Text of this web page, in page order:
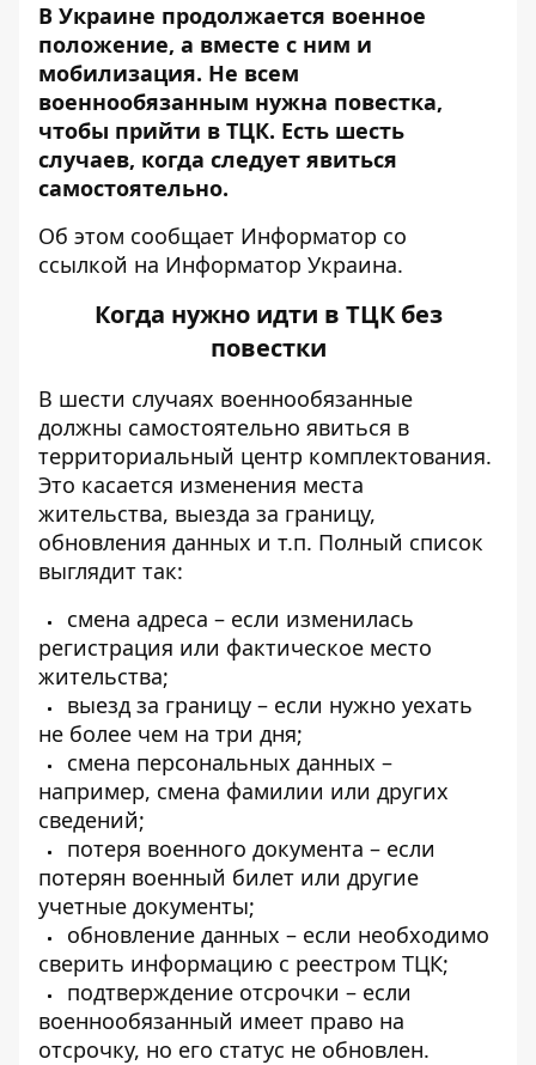
В Украине продолжается военное
положение, а вместе с ним и
мобилизация. Не всем
военнообязанным нужна повестка,
чтобы прийти в ТЦК. Есть шесть
случаев, когда следует явиться
самостоятельно.
Об этом сообщает Информатор со
ссылкой на Информатор Украина.
Когда нужно идти в ТЦК без
повестки
В шести случаях военнообязанные
должны самостоятельно явиться в
территориальный центр комплектования.
Это касается изменения места
жительства, выезда за границу,
обновления данных и т.п. Полный список
выглядит так:
смена адреса – если изменилась
регистрация или фактическое место
жительства;
выезд за границу – если нужно уехать
не более чем на три дня;
смена персональных данных –
например, смена фамилии или других
сведений;
потеря военного документа – если
потерян военный билет или другие
учетные документы;
обновление данных – если необходимо
сверить информацию с реестром ТЦК;
подтверждение отсрочки – если
военнообязанный имеет право на
отсрочку, но его статус не обновлен.